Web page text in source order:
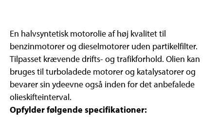
En halvsyntetisk motorolie af høj kvalitet til
benzinmotorer og dieselmotorer uden partikelfilter.
Tilpasset krævende drifts- og trafikforhold. Olien kan
bruges til turboladede motorer og katalysatorer og
bevarer sin ydeevne også inden for det anbefalede
olieskifteinterval.
Opfylder følgende specifikationer: